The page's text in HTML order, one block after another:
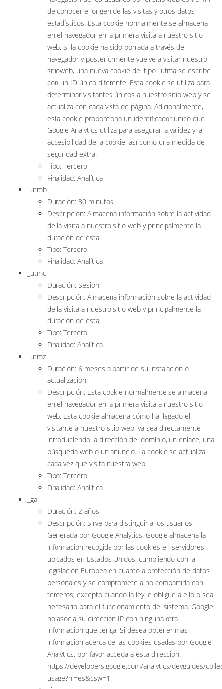
de conocer el origen de las visitas y otros datos
estadísticos. Esta cookie normalmente se almacena
en el navegador en la primera visita a nuestro sitio
web. Si la cookie ha sido borrada a través del
navegador y posteriormente vuelve a visitar nuestro
sitioweb, una nueva cookie del tipo _utma se escribe
con un ID único diferente. Esta cookie se utiliza para
determinar visitantes únicos a nuestro sitio web y se
actualiza con cada vista de página. Adicionalmente,
esta cookie proporciona un identificador único que
Google Analytics utiliza para asegurar la validez y la
accesibilidad de la cookie, así como una medida de
seguridad extra.
Tipo: Tercero
Finalidad: Analítica
_utmb
Duración: 30 minutos
Descripción: Almacena información sobre la actividad
de la visita a nuestro sitio web y principalmente la
duración de ésta.
Tipo: Tercero
Finalidad: Analítica
_utmc
Duración: Sesión
Descripción: Almacena información sobre la actividad
de la visita a nuestro sitio web y principalmente la
duración de ésta.
Tipo: Tercero
Finalidad: Analítica
_utmz
Duración: 6 meses a partir de su instalación o
actualización.
Descripción: Esta cookie normalmente se almacena
en el navegador en la primera visita a nuestro sitio
web. Esta cookie almacena cómo ha llegado el
visitante a nuestro sitio web, ya sea directamente
introduciendo la dirección del dominio, un enlace, una
búsqueda web o un anuncio. La cookie se actualiza
cada vez que visita nuestra web.
Tipo: Tercero
Finalidad: Analítica
_ga
Duración: 2 años
Descripción: Sirve para distinguir a los usuarios.
Generada por Google Analytics. Google almacena la
informacion recogida por las cookies en servidores
ubicados en Estados Unidos, cumpliendo con la
legislación Europea en cuanto a protección de datos
personales y se compromete a no compartirla con
terceros, excepto cuando la ley le obligue a ello o sea
necesario para el funcionamiento del sistema. Google
no asocia su direccion IP con ninguna otra
informacion que tenga. Si desea obtener mas
informacion acerca de las cookies usadas por Google
Analytics, por favor acceda a esta direccion:
https://developers.google.com/analytics/devguides/
usage?hl=es&csw=1